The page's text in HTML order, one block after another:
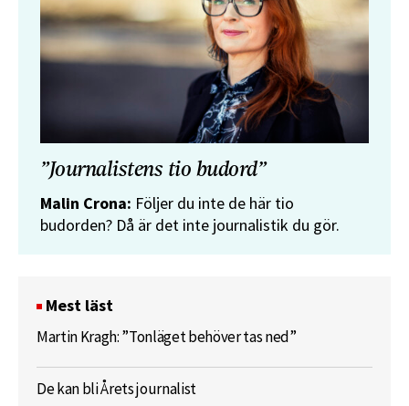
”Journalistens tio budord”
Malin Crona: Följer du inte de här tio
budorden? Då är det inte journalistik du gör.
Mest läst
Martin Kragh: ”Tonläget behöver tas ned”
De kan bli Årets journalist